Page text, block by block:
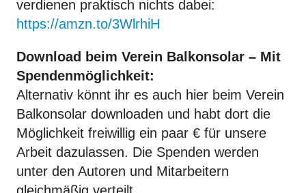
verdienen praktisch nichts dabei:
https://amzn.to/3WlrhiH
Download beim Verein Balkonsolar – Mit
Spendenmöglichkeit:
Alternativ könnt ihr es auch hier beim Verein
Balkonsolar downloaden und habt dort die
Möglichkeit freiwillig ein paar € für unsere
Arbeit dazulassen. Die Spenden werden
unter den Autoren und Mitarbeitern